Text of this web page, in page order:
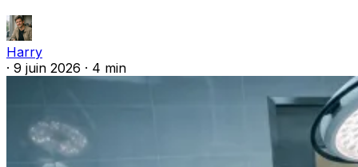
Harry
· 9 juin 2026 · 4 min